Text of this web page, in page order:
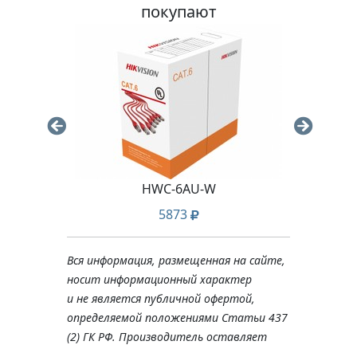
покупают
HWC-6AU-W
5873
Вся информация, размещенная на сайте,
носит информационный характер
и не является публичной офертой,
определяемой положениями Статьи 437
(2) ГК РФ. Производитель оставляет